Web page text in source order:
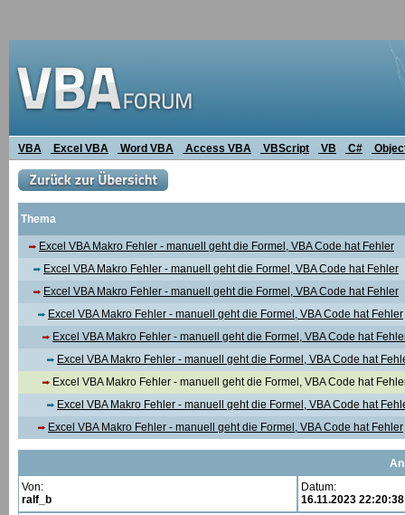
VBA Excel VBA Word VBA Access VBA VBScript VB C#
Thema
Excel VBA Makro Fehler - manuell geht die Formel, VBA Code hat Fehler
Excel VBA Makro Fehler - manuell geht die Formel, VBA Code hat Fehler
Excel VBA Makro Fehler - manuell geht die Formel, VBA Code hat Fehler
Excel VBA Makro Fehler - manuell geht die Formel, VBA Code hat Fehler
Excel VBA Makro Fehler - manuell geht die Formel, VBA Code hat
Excel VBA Makro Fehler - manuell geht die Formel, VBA Code hat
Excel VBA Makro Fehler - manuell geht die Formel, VBA Code hat
Excel VBA Makro Fehler - manuell geht die Formel, VBA Code hat
Excel VBA Makro Fehler - manuell geht die Formel, VBA Code hat Fehler
Von:
ralf_b
Datum:
16.11.2023 22:20:38